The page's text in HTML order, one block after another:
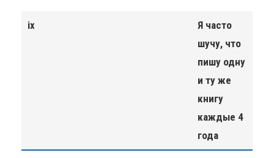
ix
Я часто
шучу, что
пишу одну
и ту же
книгу
каждые 4
года